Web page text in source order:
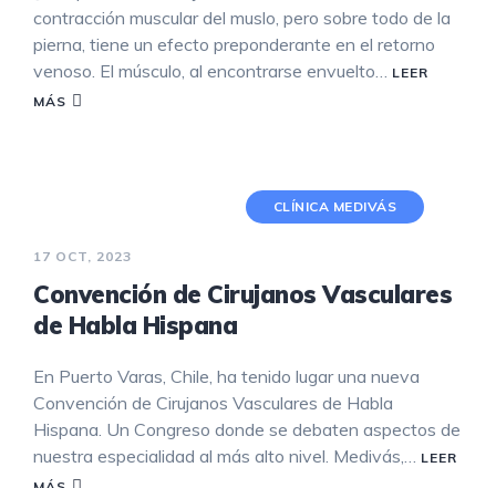
contracción muscular del muslo, pero sobre todo de la
pierna, tiene un efecto preponderante en el retorno
venoso. El músculo, al encontrarse envuelto… LEER
MÁS
CLÍNICA MEDIVÁS
17 OCT, 2023
Convención de Cirujanos Vasculares
de Habla Hispana
En Puerto Varas, Chile, ha tenido lugar una nueva
Convención de Cirujanos Vasculares de Habla
Hispana. Un Congreso donde se debaten aspectos de
nuestra especialidad al más alto nivel. Medivás,… LEER